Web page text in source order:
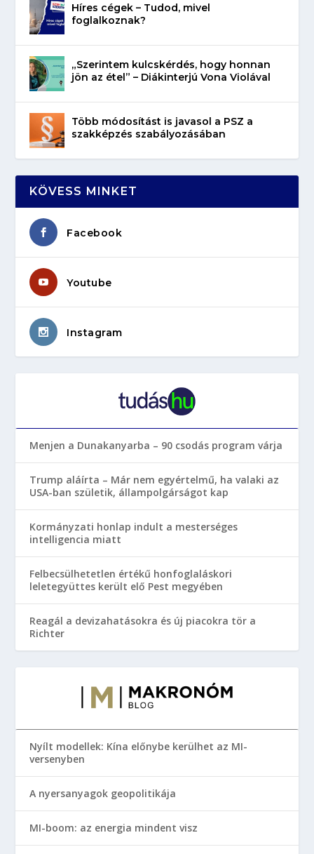
Híres cégek – Tudod, mivel
foglalkoznak?
„Szerintem kulcskérdés, hogy honnan
jön az étel” – Diákinterjú Vona Violával
Több módosítást is javasol a PSZ a
szakképzés szabályozásában
KÖVESS MINKET
Facebook
Youtube
Instagram
Menjen a Dunakanyarba – 90 csodás program várja
Trump aláírta – Már nem egyértelmű, ha valaki az
USA-ban születik, állampolgárságot kap
Kormányzati honlap indult a mesterséges
intelligencia miatt
Felbecsülhetetlen értékű honfoglaláskori
leletegyüttes került elő Pest megyében
Reagál a devizahatásokra és új piacokra tör a
Richter
Nyílt modellek: Kína előnybe kerülhet az MI-
versenyben
A nyersanyagok geopolitikája
MI-boom: az energia mindent visz